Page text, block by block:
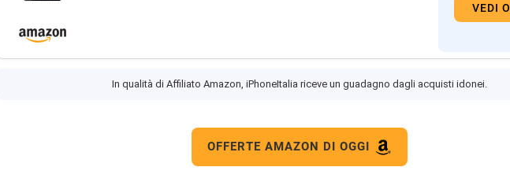
VEDI
In qualità di Affiliato Amazon, iPhoneItalia riceve un guadagno dagli acquisti idonei.
OFFERTE AMAZON DI OGGI